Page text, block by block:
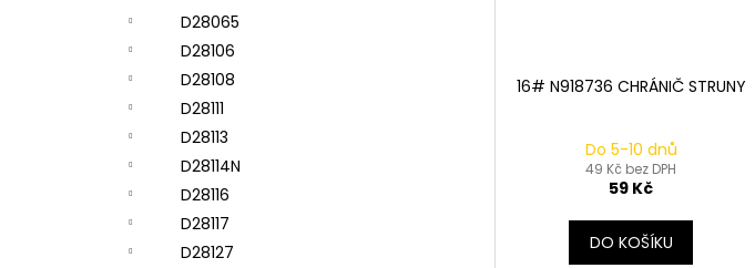
D28065
D28106
D28108
D28111
D28113
D28114N
D28116
D28117
D28127
16# N918736 CHRÁNIČ STRUNY
Do 5-10 dnů
49 Kč bez DPH
59 Kč
DO KOŠÍKU